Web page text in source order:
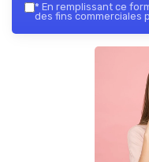
* En remplissant ce
des fins commerciales